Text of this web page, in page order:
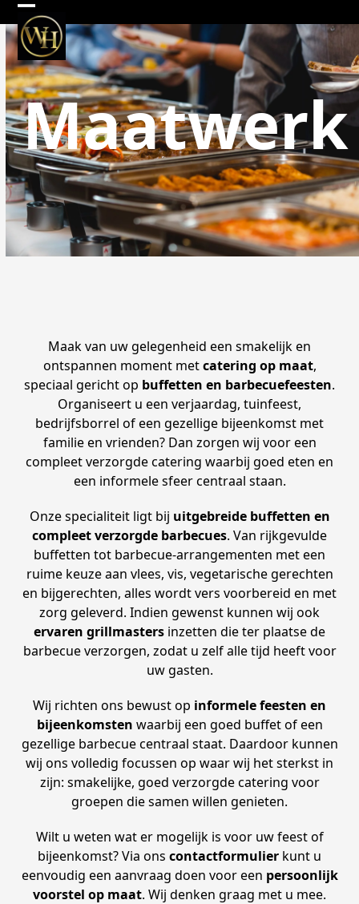
Skip
to
content
Open
mobile
menu
Close
mobile
menu
Maatwerk
Maak van uw gelegenheid een smakelijk en
ontspannen moment metcatering op maat,
speciaal gericht op buffetten en barbecuefeesten.
Organiseert u een verjaardag, tuinfeest,
bedrijfsborrel of een gezellige bijeenkomst met
familie en vrienden? Dan zorgen wij voor een
compleet verzorgde catering waarbij goed eten en
een informele sfeer centraal staan.
Onze specialiteit ligt bij uitgebreide buffetten en
compleet verzorgde barbecues. Van rijkgevulde
buffetten tot barbecue-arrangementen met een
ruime keuze aan vlees, vis, vegetarische gerechten
en bijgerechten, alles wordt vers voorbereid en met
zorg geleverd. Indien gewenst kunnen wij ook
ervaren grillmasters inzetten die ter plaatse de
barbecue verzorgen, zodat u zelf alle tijd heeft voor
uw gasten.
Wij richten ons bewust op informele feesten en
bijeenkomsten waarbij een goed buffet of een
gezellige barbecue centraal staat. Daardoor kunnen
wij ons volledig focussen op waar wij het sterkst in
zijn: smakelijke, goed verzorgde catering voor
groepen die samen willen genieten.
Wilt u weten wat er mogelijk is voor uw feest of
bijeenkomst? Via ons contactformulier kunt u
eenvoudig een aanvraag doen voor een persoonlijk
voorstel op maat. Wij denken graag met u mee.